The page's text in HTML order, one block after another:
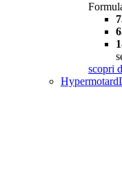
scopri
Hypermotard